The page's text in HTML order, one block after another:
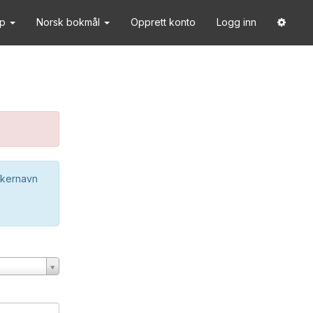
Norsk bokmål Opprett konto Logg inn